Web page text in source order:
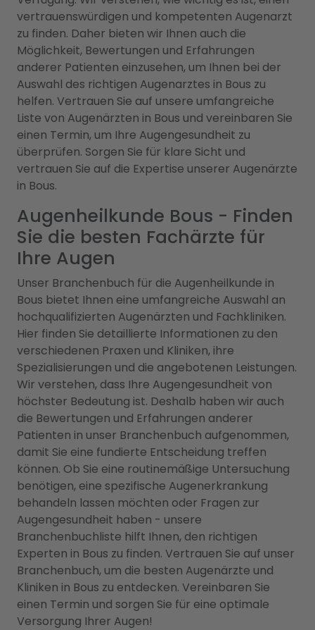
vertrauenswürdigen und kompetenten Augenarzt
zu finden. Daher bieten wir Ihnen auch die
Möglichkeit, Bewertungen und Erfahrungen
anderer Patienten einzusehen, um Ihnen bei der
Auswahl des richtigen Augenarztes in Bous zu
helfen. Vertrauen Sie auf unsere umfangreiche
Liste von Augenärzten in Bous und vereinbaren Sie
einen Termin, um Ihre Augengesundheit zu
überprüfen. Sorgen Sie für klare Sicht und
vertrauen Sie auf die Expertise unserer Augenärzte
in Bous.
Augenheilkunde Bous - Finden
Sie die besten Fachärzte für
Ihre Augen
Unser Branchenbuch für die Augenheilkunde in
Bous bietet Ihnen eine umfangreiche Auswahl an
hochqualifizierten Augenärzten und Fachkliniken.
Hier finden Sie detaillierte Informationen zu den
verschiedenen Praxen und Kliniken, ihre
Spezialisierungen und die angebotenen Leistungen.
Wir verstehen, dass Ihre Augengesundheit von
höchster Bedeutung ist. Deshalb haben wir auch
die Bewertungen und Erfahrungen anderer
Patienten in unser Branchenbuch aufgenommen,
damit Sie eine fundierte Entscheidung treffen
können. Ob Sie eine routinemäßige Untersuchung
benötigen, eine spezifische Augenerkrankung
behandeln lassen möchten oder Fragen zur
Augengesundheit haben - unsere
Branchenbuchliste hilft Ihnen, den richtigen
Experten in Bous zu finden. Vertrauen Sie auf unser
Branchenbuch, um die besten Augenärzte und
Kliniken in Bous zu entdecken. Vereinbaren Sie
einen Termin und sorgen Sie für eine optimale
Versorgung Ihrer Augen!